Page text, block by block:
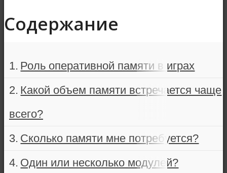
Содержание
Роль оперативной памяти в играх
Какой объем памяти встречается чаще
всего?
Сколько памяти мне потребуется?
Один или несколько модулей?